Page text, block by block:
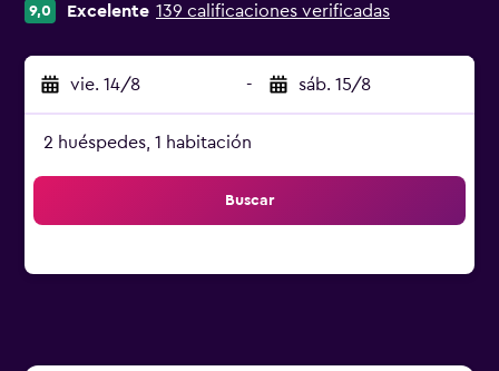
9,0 Excelente 139 calificaciones verificadas
vie. 14/8 - sáb. 15/8
2 huéspedes, 1 habitación
Buscar